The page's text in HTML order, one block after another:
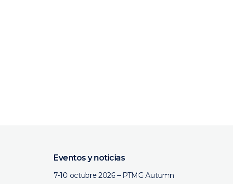
Eventos y noticias
7-10 octubre 2026 – PTMG Autumn